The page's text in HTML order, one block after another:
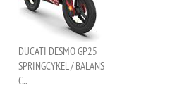
DUCATI DESMO GP25
SPRINGCYKEL / BALANS
C..